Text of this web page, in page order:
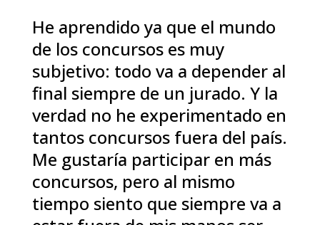
He aprendido ya que el mundo
de los concursos es muy
subjetivo: todo va a depender al
final siempre de un jurado. Y la
verdad no he experimentado en
tantos concursos fuera del país.
Me gustaría participar en más
concursos, pero al mismo
tiempo siento que siempre va a